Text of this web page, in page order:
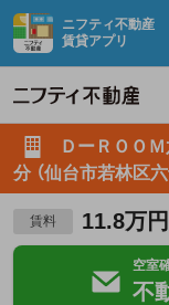
ニフティ不動産
賃貸アプリ
ＤーＲＯＯ
分 （仙台市若林区
賃料 11.8万円
空室
不